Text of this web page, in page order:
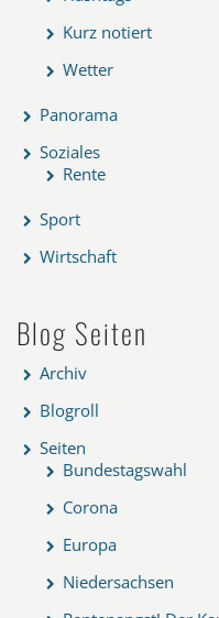
Kurz notiert
Wetter
Panorama
Soziales
Rente
Sport
Wirtschaft
Blog Seiten
Archiv
Blogroll
Seiten
Bundestagswahl
Corona
Europa
Niedersachsen